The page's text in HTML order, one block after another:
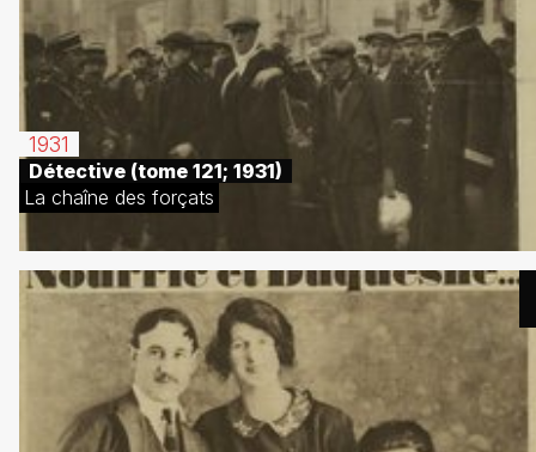
1931
Détective (tome 121; 1931)
La chaîne des forçats